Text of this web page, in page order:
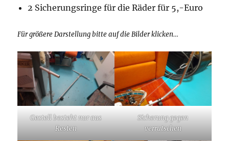
2 Sicherungsringe für die Räder für 5,-Euro
Für größere Darstellung bitte auf die Bilder klicken…
Gestell besteht nur aus
Resten
Sicherung gegen
verrutschen